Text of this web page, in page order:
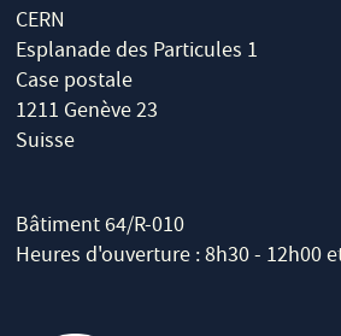
CERN
Esplanade des Particules 1
Case postale
1211 Genève 23
Suisse
Bâtiment 64/R-010
Heures d'ouverture : 8h30 - 12h00